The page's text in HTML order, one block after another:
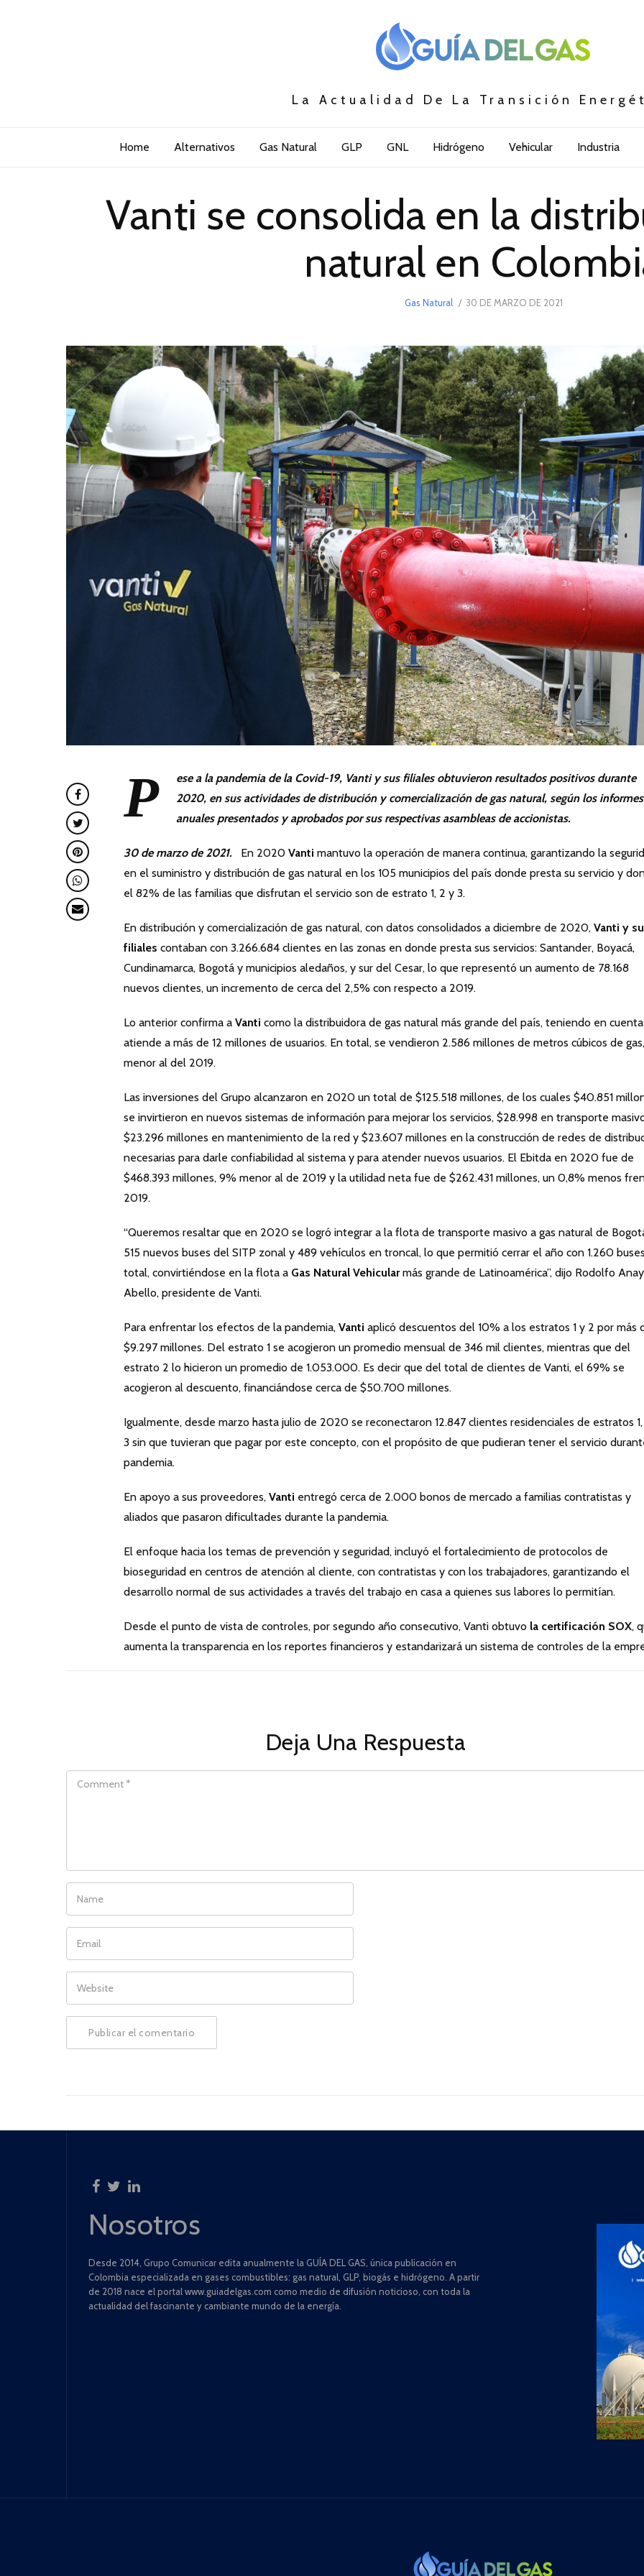
La Actualidad De La Transición
Home Alternativos Gas Natural GLP GNL Hidrógeno Vehicular Industria
Vanti se consolida en la
natural en
Gas Natural
POSTED
30 DE MARZO DE 2021
P ese a la pandemia de la Covid-19, Vanti y sus filiales obtuvieron resultados positivos durante
2020, en sus actividades de distribución y comercialización de gas natural, según los informes
anuales presentados y aprobados por sus respectivas asambleas de accionistas.
30 de marzo de 2021. En 2020 Vanti mantuvo la operación de manera continua, garantizando la
en el suministro y distribución de gas natural en los 105 municipios del país donde presta su servicio y
el 82% de las familias que disfrutan el servicio son de estrato 1, 2 y 3.
En distribución y comercialización de gas natural, con datos consolidados a diciembre de 2020, Vanti y
filiales contaban con 3.266.684 clientes en las zonas en donde presta sus servicios: Santander, Boyacá,
Cundinamarca, Bogotá y municipios aledaños, y sur del Cesar, lo que representó un aumento de 78.168
nuevos clientes, un incremento de cerca del 2,5% con respecto a 2019.
Lo anterior confirma a Vanti como la distribuidora de gas natural más grande del país, teniendo en
atiende a más de 12 millones de usuarios. En total, se vendieron 2.586 millones de metros cúbicos de
menor al del 2019.
Las inversiones del Grupo alcanzaron en 2020 un total de $125.518 millones, de los cuales $40.851
se invirtieron en nuevos sistemas de información para mejorar los servicios, $28.998 en transporte
$23.296 millones en mantenimiento de la red y $23.607 millones en la construcción de redes de
necesarias para darle confiabilidad al sistema y para atender nuevos usuarios. El Ebitda en 2020 fue de
$468.393 millones, 9% menor al de 2019 y la utilidad neta fue de $262.431 millones, un 0,8% menos
2019.
“Queremos resaltar que en 2020 se logró integrar a la flota de transporte masivo a gas natural de
515 nuevos buses del SITP zonal y 489 vehículos en troncal, lo que permitió cerrar el año con 1.260
total, convirtiéndose en la flota a Gas Natural Vehicularmás grande de Latinoamérica”, dijo Rodolfo
Abello, presidente de Vanti.
Para enfrentar los efectos de la pandemia, Vanti aplicó descuentos del 10% a los estratos 1 y 2 por más
$9.297 millones. Del estrato 1 se acogieron un promedio mensual de 346 mil clientes, mientras que del
estrato 2 lo hicieron un promedio de 1.053.000. Es decir que del total de clientes de Vanti, el 69% se
acogieron al descuento, financiándose cerca de $50.700 millones.
Igualmente, desde marzo hasta julio de 2020 se reconectaron 12.847 clientes residenciales de estratos
3 sin que tuvieran que pagar por este concepto, con el propósito de que pudieran tener el servicio
pandemia.
En apoyo a sus proveedores, Vanti entregó cerca de 2.000 bonos de mercado a familias contratistas y
aliados que pasaron dificultades durante la pandemia.
El enfoque hacia los temas de prevención y seguridad, incluyó el fortalecimiento de protocolos de
bioseguridad en centros de atención al cliente, con contratistas y con los trabajadores, garantizando el
desarrollo normal de sus actividades a través del trabajo en casa a quienes sus labores lo permitían.
Desde el punto de vista de controles, por segundo año consecutivo, Vanti obtuvo la certificación SOX,
aumenta la transparencia en los reportes financieros y estandarizará un sistema de controles de la
Deja Una Respuesta
COMMENT
NAME
EMAIL
WEBSITE
Nosotros
Desde 2014, Grupo Comunicar edita anualmente la GUÍA DEL GAS, única publicación en
Colombia especializada en gases combustibles: gas natural, GLP, biogás e hidrógeno. A partir
de 2018 nace el portal www.guiadelgas.com como medio de difusión noticioso, con toda la
actualidad del fascinante y cambiante mundo de la energía.